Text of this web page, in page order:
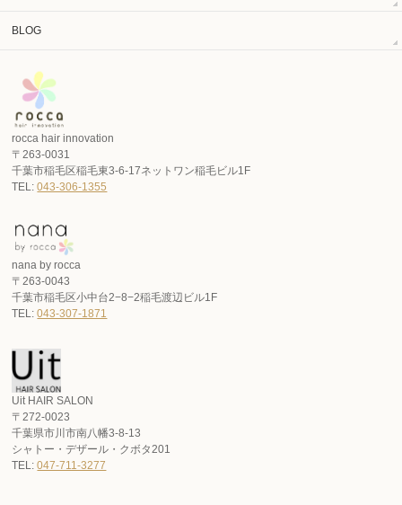
BLOG
rocca hair innovation
〒263-0031
千葉市稲毛区稲毛東3-6-17ネットワン稲毛ビル1F
TEL:043-306-1355
nana by rocca
〒263-0043
千葉市稲毛区小中台2−8−2稲毛渡辺ビル1F
TEL:043-307-1871
Uit HAIR SALON
〒272-0023
千葉県市川市南八幡3-8-13
シャトー・デザール・クボタ201
TEL:047-711-3277